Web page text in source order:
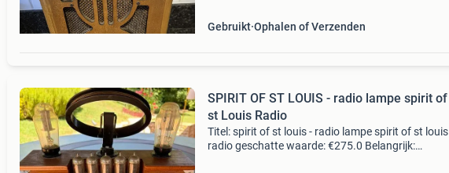
Gebruikt Ophalen of Verzenden
SPIRIT OF ST LOUIS - radio lampe spirit of
st Louis Radio
Titel: spirit of st louis - radio lampe spirit of st louis
radio geschatte waarde: €275.0 Belangrijk: